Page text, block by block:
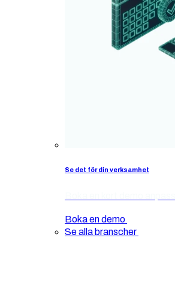
Se det för din verksamhet
Boka en demo
Se alla branscher